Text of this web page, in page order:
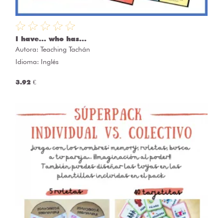
I have... who has...
Autora: Teaching Tachán
Idioma: Inglés
3.92 €